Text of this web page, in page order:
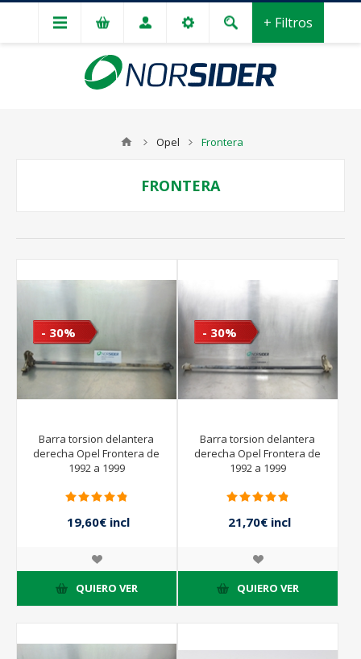
+ Filtros
Opel Frontera
FRONTERA
- 30%
Barra torsion delantera
derecha Opel Frontera de
1992 a 1999
19,60€ incl
impuestos
QUIERO VER
- 30%
Barra torsion delantera
derecha Opel Frontera de
1992 a 1999
21,70€ incl
impuestos
QUIERO VER